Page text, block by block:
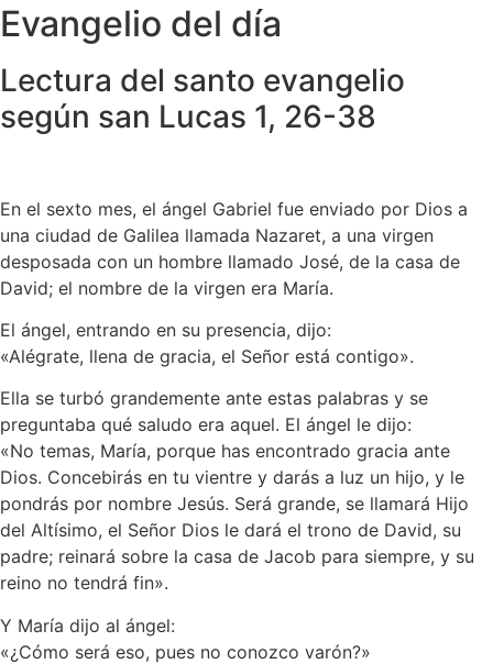
Evangelio del día
Lectura del santo evangelio
según san Lucas 1, 26-38
En el sexto mes, el ángel Gabriel fue enviado por Dios a
una ciudad de Galilea llamada Nazaret, a una virgen
desposada con un hombre llamado José, de la casa de
David; el nombre de la virgen era María.
El ángel, entrando en su presencia, dijo:
«Alégrate, llena de gracia, el Señor está contigo».
Ella se turbó grandemente ante estas palabras y se
preguntaba qué saludo era aquel. El ángel le dijo:
«No temas, María, porque has encontrado gracia ante
Dios. Concebirás en tu vientre y darás a luz un hijo, y le
pondrás por nombre Jesús. Será grande, se llamará Hijo
del Altísimo, el Señor Dios le dará el trono de David, su
padre; reinará sobre la casa de Jacob para siempre, y su
reino no tendrá fin».
Y María dijo al ángel:
«¿Cómo será eso, pues no conozco varón?»